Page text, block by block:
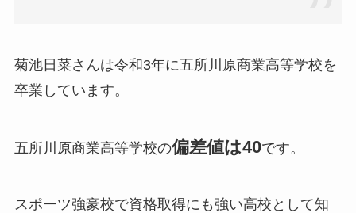
菊池日菜さんは令和3年に五所川原商業高等学校を
卒業しています。
五所川原商業高等学校の偏差値は40です。
スポーツ強豪校で資格取得にも強い高校として知